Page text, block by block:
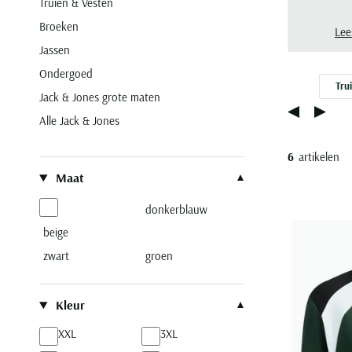
Broeken
Jassen
Ondergoed
Jack & Jones grote maten
Alle Jack & Jones
Maat
beige
donkerblauw
zwart groen
Kleur
XXL
3XL
6 artikelen